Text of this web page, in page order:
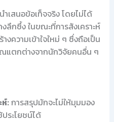
เสนอข้อเท็จจริง โดยไม่ได้
ลึกซึ้ง ในขณะที่การสังเคราะห์
งความเข้าใจใหม่ ๆ ซึ่งถือเป็น
แตกต่างจากนักวิจัยคนอื่น ๆ
: การสรุปมักจะไม่ให้มุมมอง
ระโยชน์ได้